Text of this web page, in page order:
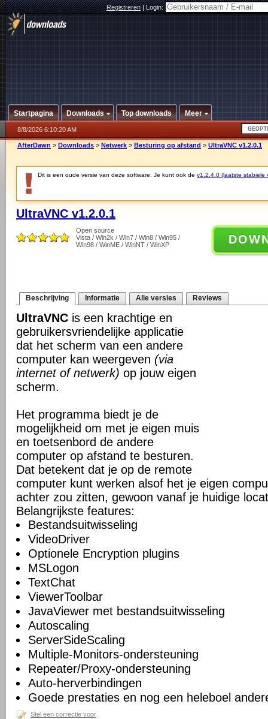
Registreren|Login:
Startpagina Downloads Top downloads Meer
8/8/2026 6:10:20 AM
AfterDawn > Downloads > Netwerk > Besturing op afstand > UltraVNC v1.2.0.1
Dit is een oude versie van deze software. Je kunt ook de v1.2.4.0 (laatste stabiele
UltraVNC v1.2.0.1
Open source
Vista / Win2k / Win7 / Win8 / Win95 /
Win98 / WinME / WinNT / WinXP
Beschrijving Informatie Alle versies Reviews
UltraVNC is een krachtige en
gebruikersvriendelijke applicatie
dat het scherm van een andere
computer kan weergeven (via
internet of netwerk) op jouw eigen
scherm.
Het programma biedt je de
mogelijkheid om met je eigen muis
en toetsenbord de andere
computer op afstand te besturen.
Dat betekent dat je op de remote
computer kunt werken alsof het je eigen
achter zou zitten, gewoon vanaf je huidige
Belangrijkste features:
Bestandsuitwisseling
VideoDriver
Optionele Encryption plugins
MSLogon
TextChat
ViewerToolbar
JavaViewer met bestandsuitwisseling
Autoscaling
ServerSideScaling
Multiple-Monitors-ondersteuning
Repeater/Proxy-ondersteuning
Auto-herverbindingen
Goede prestaties en nog een heleboel
Stel een correctie voor